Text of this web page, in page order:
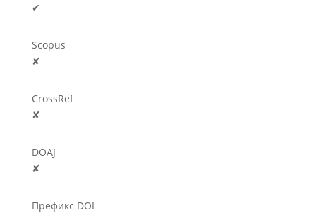
✔
Scopus
✘
CrossRef
✘
DOAJ
✘
Префикс DOI